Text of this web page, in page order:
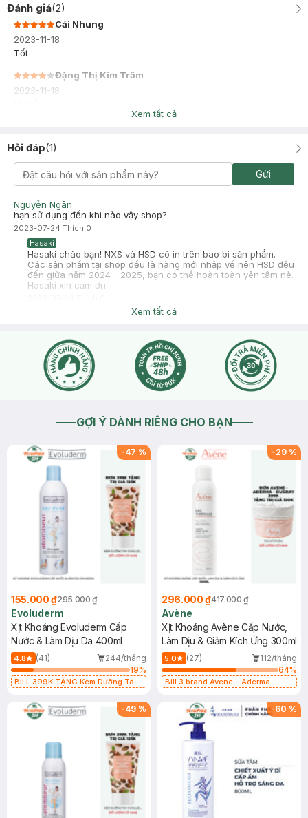
Đánh giá(2)
Cái Nhung
2023-11-18
Tốt
Đặng Thị Kim Trâm
2023-11-18
Xem tất cả
Hỏi đáp(1)
Gửi
Nguyễn Ngân
hạn sử dụng đến khi nào vậy shop?
2023-07-24 Thích 0
Hasaki
Hasaki chào bạn! NXS và HSD có in trên bao bì sản phẩm.
Các sản phẩm tại shop đều là hàng mới nhập về nên HSD đều
đến giữa năm 2024 - 2025, bạn có thể hoàn toàn yên tâm nè.
Hasaki xin cảm ơn.
Xem tất cả
GỢI Ý DÀNH RIÊNG CHO BẠN
-47 %
155.000 ₫295.000 ₫
Evoluderm
Xịt Khoáng Evoluderm Cấp
Nước & Làm Dịu Da 400ml
4.8 (41)
244/tháng
19%
BILL 399K TẶNG Kem Dưỡng Tay
125K (SL có hạn)
-29 %
296.000 ₫417.000 ₫
Avène
Xịt Khoáng Avène Cấp Nước,
Làm Dịu & Giảm Kích Ứng 300ml
5.0 (27)
112/tháng
64%
Bill 3 brand Avene - Aderma -
phẩm trị giá 100k (SL có hạn)
-49 % -60 %